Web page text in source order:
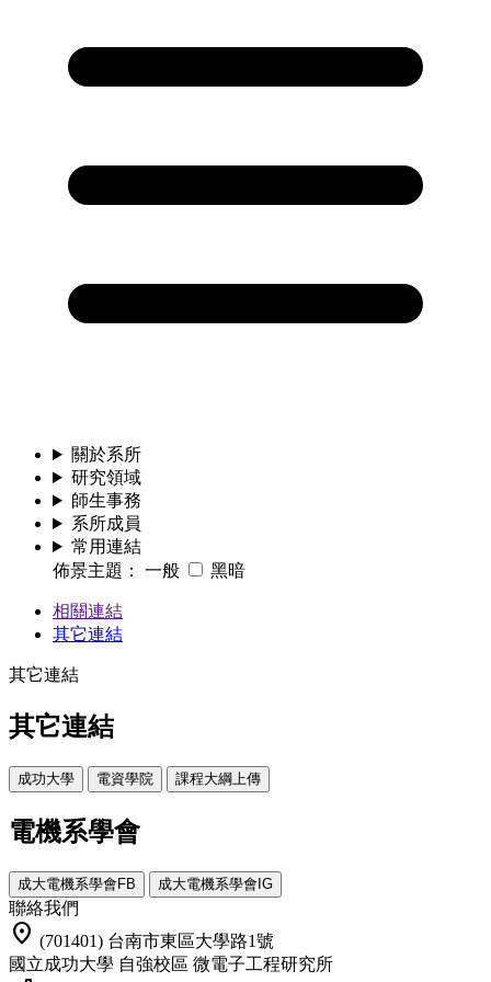
關於系所
研究領域
師生事務
系所成員
常用連結
佈景主題：
一般 黑暗
相關連結
其它連結
其它連結
其它連結
成功大學 電資學院 課程大綱上傳
電機系學會
成大電機系學會FB 成大電機系學會IG
聯絡我們
location_on (701401) 台南市東區大學路1號
國立成功大學 自強校區 微電子工程研究所